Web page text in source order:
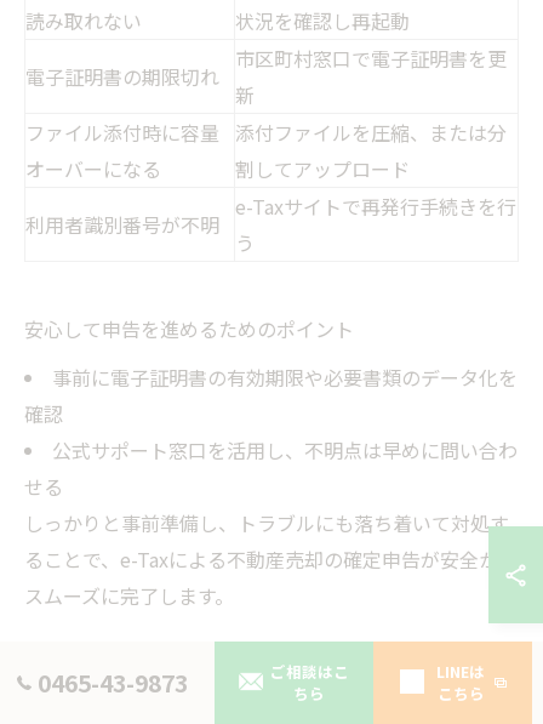
読み取れない
状況を確認し再起動
電子証明書の期限切れ
市区町村窓口で電子証明書を更
新
ファイル添付時に容量
オーバーになる
添付ファイルを圧縮、または分
割してアップロード
利用者識別番号が不明
e-Taxサイトで再発行手続きを行
う
安心して申告を進めるためのポイント
事前に電子証明書の有効期限や必要書類のデータ化を
確認
公式サポート窓口を活用し、不明点は早めに問い合わ
せる
しっかりと事前準備し、トラブルにも落ち着いて対処す
ることで、e-Taxによる不動産売却の確定申告が安全かつ
スムーズに完了します。
相続した不動産の売却と申告方法
0465-43-9873
ご相談はこ
ちら
LINEは
こちら